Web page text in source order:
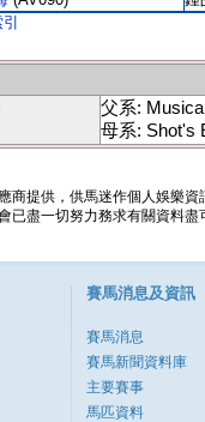
父系:
母系: Shot's
商提供，供馬迷作個人娛樂
已盡一切努力務求有關資料
賽馬消息及資訊
賽馬消息
賽馬新聞資料庫
主要賽事
馬匹資料